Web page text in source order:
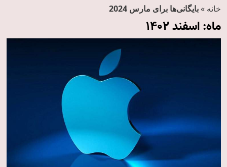
خانه »بایگانی‌ها برای مارس 2024
ماه:اسفند 1402